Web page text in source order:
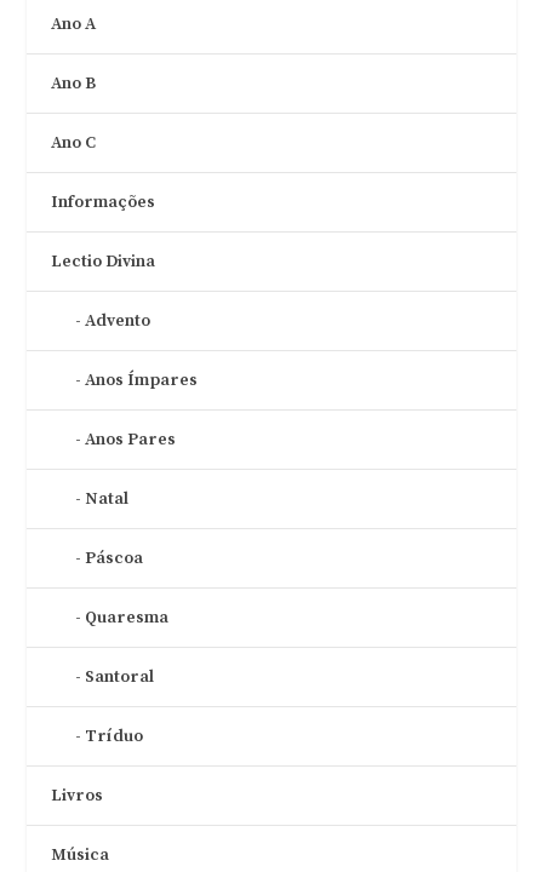
Ano A
Ano B
Ano C
Informações
Lectio Divina
Advento
Anos Ímpares
Anos Pares
Natal
Páscoa
Quaresma
Santoral
Tríduo
Livros
Música